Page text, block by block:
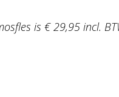
is € 29,95 incl.